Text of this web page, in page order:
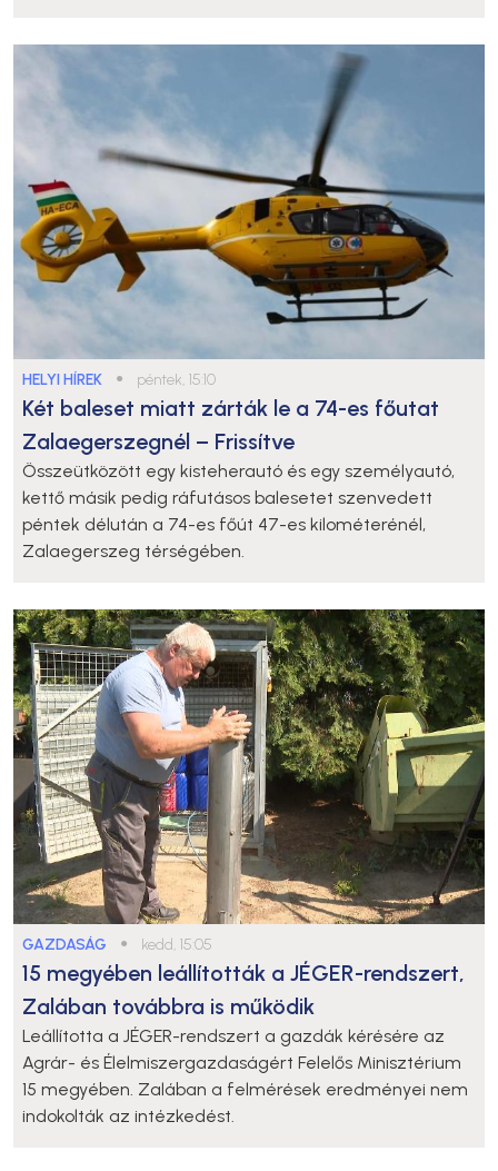
HELYI HÍREK ● péntek, 15:10
Két baleset miatt zárták le a 74-es főutat
Zalaegerszegnél – Frissítve
Összeütközött egy kisteherautó és egy személyautó,
kettő másik pedig ráfutásos balesetet szenvedett
péntek délután a 74-es főút 47-es kilométerénél,
Zalaegerszeg térségében.
GAZDASÁG ● kedd, 15:05
15 megyében leállították a JÉGER-rendszert,
Zalában továbbra is működik
Leállította a JÉGER-rendszert a gazdák kérésére az
Agrár- és Élelmiszergazdaságért Felelős Minisztérium
15 megyében. Zalában a felmérések eredményei nem
indokolták az intézkedést.